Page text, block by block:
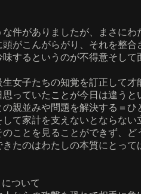
件がありましたが、まさに
がこんがらがり、それを整
するというのが不得意そし
女子たちの知覚を訂正して
っていたことが今日は違う
親並みや問題を解決する＝
て家計を支えないとならない
ことを見ることができず、ど
たのはわたしの本質にとっ
ついて